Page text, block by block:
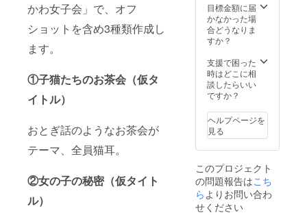
かわ女子会」で、オフ
ショットを含め3種類作成し
ます。
①子猫たちのお茶会（仮タ
イトル）
おとぎ話のようなお茶会が
テーマ、全員猫耳。
②女の子の秘密（仮タイト
ル）
目標金額に届
かなかった場
合どうなりま
すか？
支援で困った
時はどこに相
談したらいい
ですか？
ヘルプページを
見る
このプロジェクト
の問題報告はこち
らよりお問い合わ
せください